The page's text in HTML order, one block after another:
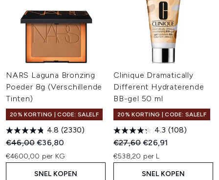
NARS Laguna Bronzing
Poeder 8g (Verschillende
Tinten)
20% KORTING | CODE: SALELF
4.8 (2330)
Recommended Retail Price:
€46,00Huidige prijs:
€36,80
€4600,00 per KG
SNEL KOPEN
Clinique Dramatically
Different Hydraterende
BB-gel 50 ml
20% KORTING | CODE: SALELF
4.3 (108)
Recommended Retail Price:
€27,60Huidige prijs:
€26,91
€538,20 per L
SNEL KOPEN